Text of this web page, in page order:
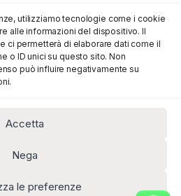
utilizziamo tecnologie come i cookie
alle informazioni del dispositivo. Il
ci permetterà di elaborare dati come il
o ID unici su questo sito. Non
può influire negativamente su
Accetta
Nega
le preferenze